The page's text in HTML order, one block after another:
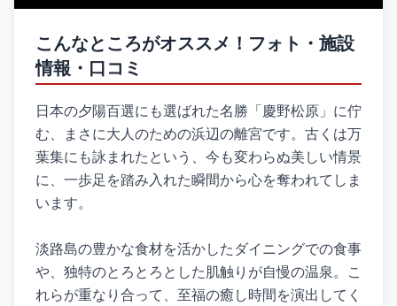
こんなところがオススメ！フォト・施設
情報・口コミ
日本の夕陽百選にも選ばれた名勝「慶野松原」に佇
む、まさに大人のための浜辺の離宮です。古くは万
葉集にも詠まれたという、今も変わらぬ美しい情景
に、一歩足を踏み入れた瞬間から心を奪われてしま
います。
淡路島の豊かな食材を活かしたダイニングでの食事
や、独特のとろとろとした肌触りが自慢の温泉。こ
れらが重なり合って、至福の癒し時間を演出してく